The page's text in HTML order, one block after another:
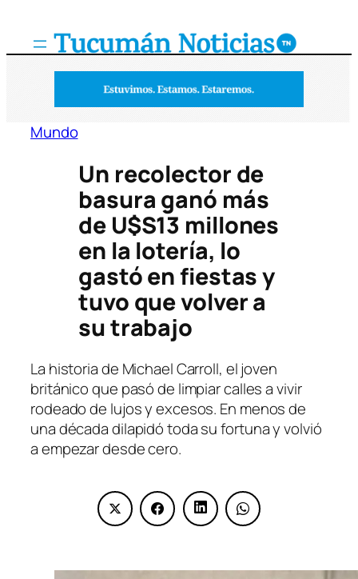
Mundo
Un recolector de
basura ganó más
de U$S13 millones
en la lotería, lo
gastó en fiestas y
tuvo que volver a
su trabajo
La historia de Michael Carroll, el joven
británico que pasó de limpiar calles a vivir
rodeado de lujos y excesos. En menos de
una década dilapidó toda su fortuna y volvió
a empezar desde cero.